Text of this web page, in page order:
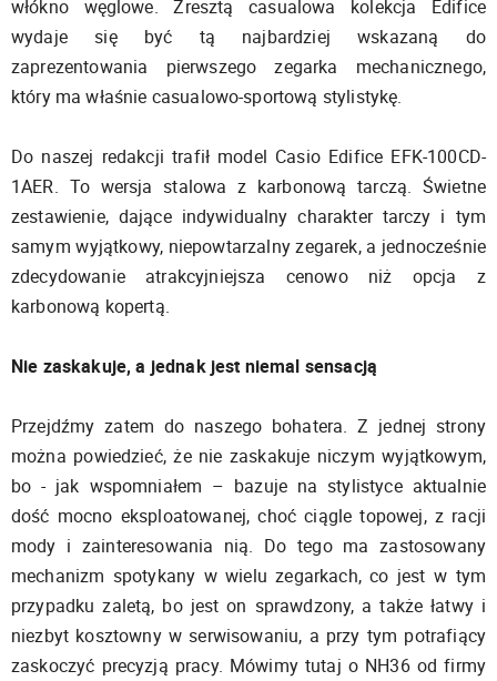
włókno węglowe. Zresztą casualowa kolekcja Edifice
wydaje się być tą najbardziej wskazaną do
zaprezentowania pierwszego zegarka mechanicznego,
który ma właśnie casualowo-sportową stylistykę.
Do naszej redakcji trafił model Casio Edifice EFK-100CD-
1AER. To wersja stalowa z karbonową tarczą. Świetne
zestawienie, dające indywidualny charakter tarczy i tym
samym wyjątkowy, niepowtarzalny zegarek, a jednocześnie
zdecydowanie atrakcyjniejsza cenowo niż opcja z
karbonową kopertą.
Nie zaskakuje, a jednak jest niemal sensacją
Przejdźmy zatem do naszego bohatera. Z jednej strony
można powiedzieć, że nie zaskakuje niczym wyjątkowym,
bo - jak wspomniałem – bazuje na stylistyce aktualnie
dość mocno eksploatowanej, choć ciągle topowej, z racji
mody i zainteresowania nią. Do tego ma zastosowany
mechanizm spotykany w wielu zegarkach, co jest w tym
przypadku zaletą, bo jest on sprawdzony, a także łatwy i
niezbyt kosztowny w serwisowaniu, a przy tym potrafiący
zaskoczyć precyzją pracy. Mówimy tutaj o NH36 od firmy